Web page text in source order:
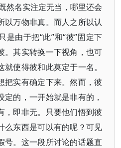
然名实注定无当，哪里还会
以万物非真。而人之所以认
是由于把“此”和“彼”固定下
。其实转换一下视角，也可
使得彼和此莫定于一名。
把实有确定下来。然而，彼
的，一开始就是非有的，
，即非无。只要他们悟到彼
么东西是可以有的呢？可见
号。这一段所讨论的话题直